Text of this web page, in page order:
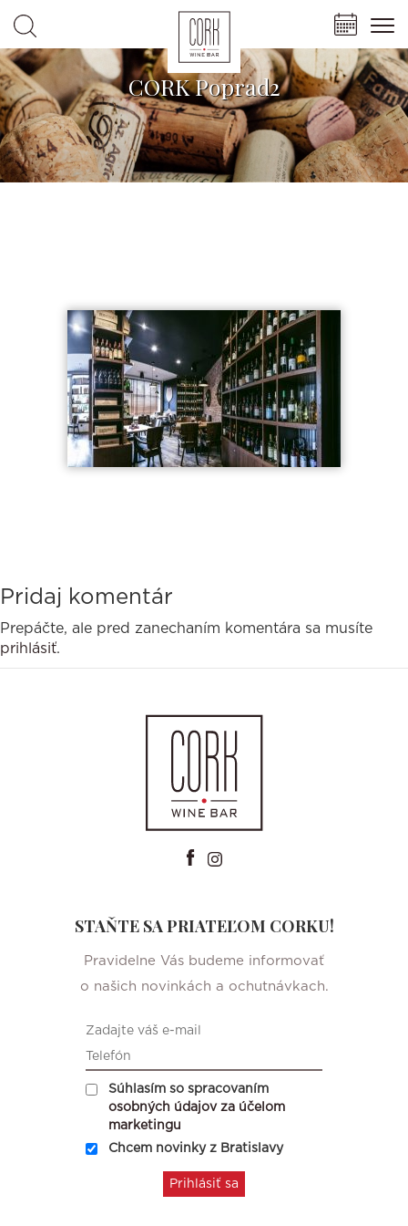
CORK Poprad2
Pridaj komentár
Prepáčte, ale pred zanechaním komentára sa musíte
prihlásiť.
STAŇTE SA PRIATEĽOM CORKU!
Pravidelne Vás budeme informovať
o našich novinkách a ochutnávkach.
Súhlasím so spracovaním
osobných údajov za účelom
marketingu
Chcem novinky z Bratislavy